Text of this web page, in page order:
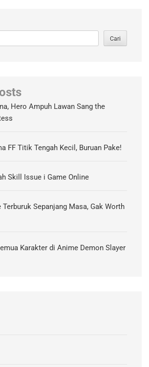
Cari
Hero Ampuh Lawan Sang the
FF Titik Tengah Kecil, Buruan Pake!
Skill Issue i Game Online
Sepanjang Masa, Gak Worth
Karakter di Anime Demon Slayer